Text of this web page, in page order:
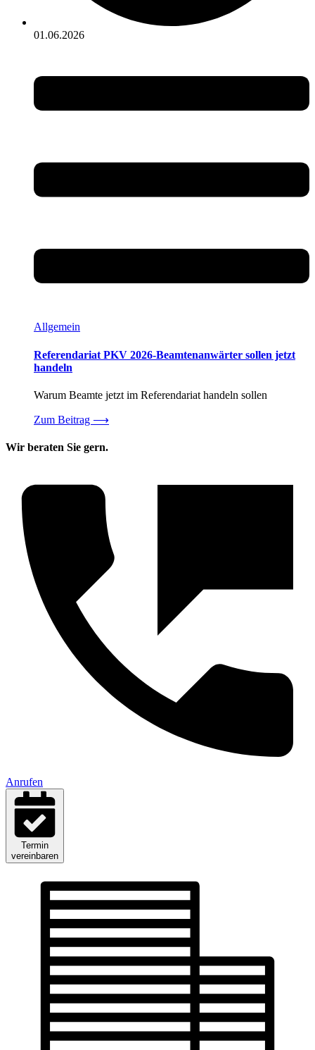
01.06.2026
Allgemein
Referendariat PKV 2026-Beamtenanwärter sollen jetzt
handeln
Warum Beamte jetzt im Referendariat handeln sollen
Zum Beitrag ⟶
Wir beraten Sie gern.
Anrufen
Termin
vereinbaren